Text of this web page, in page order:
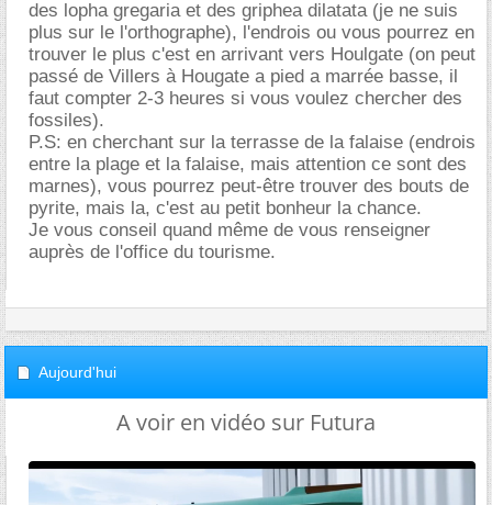
des lopha gregaria et des griphea dilatata (je ne suis
plus sur le l'orthographe), l'endrois ou vous pourrez en
trouver le plus c'est en arrivant vers Houlgate (on peut
passé de Villers à Hougate a pied a marrée basse, il
faut compter 2-3 heures si vous voulez chercher des
fossiles).
P.S: en cherchant sur la terrasse de la falaise (endrois
entre la plage et la falaise, mais attention ce sont des
marnes), vous pourrez peut-être trouver des bouts de
pyrite, mais la, c'est au petit bonheur la chance.
Je vous conseil quand même de vous renseigner
auprès de l'office du tourisme.
Aujourd'hui
A voir en vidéo sur Futura